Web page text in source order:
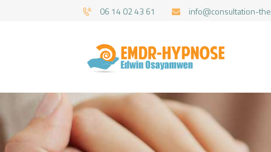
06 14 02 43 61 info@consultation-